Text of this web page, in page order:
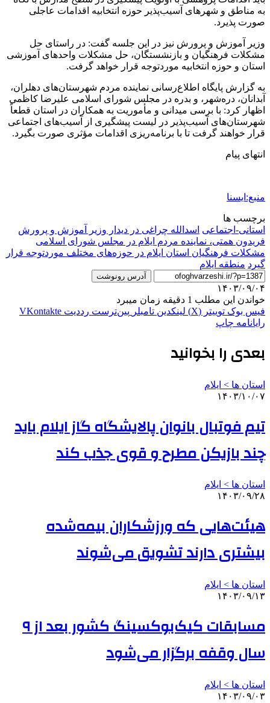
به مناطق و شهرهای آسیب‌پذیر حوزه انتخابیه اقدامات عاجلی
صورت پذیرد.
وزیر آموزش و پرورش نیز در این جلسه گفت: در راستای حل
مشکلات فرهنگیان و بازنشستگان، حل مشکلات واحدهای آموزشی
استان و حوزه انتخابیه موردتوجه قرار خواهد گرفت.
به گزارش پایگاه اطلاع‌رسانی نماینده مردم شهرستان‌های دهلران،
آبدانان، دره‌شهر، و بدره در مجلس شورای اسلامی علیرضا کاظمی
اظهار کرد: با برسی میدانی و مأموریت به همکاران در استان قطعاً
شهرستان‌های آسیب‌پذیر در لیست پیشگیری از آسیب‌های اجتماعی
قرار خواهند گرفت تا با برنامه‌ریزی اقدامات مؤثری صورت بگیرد.
انتهای پیام
منبع:ایسنا
برچسب ها
استانی-اجتماعی اسدالله چراغی در دیدار وزیر آموزش و پرورش
فریدون همتی، نماینده مردم ایلام در مجلس شورای اسلامی
مشکلات فرهنگیان استان ایلام در حوزه‌های مختلف موردتوجه قرار
گیرد منطقه ایلام
آدرس رونوشت
۱۴۰۳/۰۹/۰۴
خواندن این مطلب 1 دقیقه زمان میبرد
فیس بوک توییتر (X) لینکدین ‫تامبلر ‫پین‌ترست ‫رددیت ‫VKontakte
رایانامه چاپ
بعدی را بخوانید
استان ها > ایلام
۱۴۰۳/۱۰/۰۷
تیم فوتبال بانوان پالایشگاه گاز ایلام باید
چند بازیکن مطرح و قوی جذب کند
استان ها > ایلام
۱۴۰۳/۰۹/۲۸
هیئت‌هایی که ورزشکاران بیمه‌شده
بیشتری دارند تشویق می‌شوند
استان ها > ایلام
۱۴۰۳/۰۹/۱۳
مسابقات کیک‌بوکسینگ کشور بعد از ۹
سال وقفه برگزار می‌شود
استان ها > ایلام
۱۴۰۳/۰۹/۰۳